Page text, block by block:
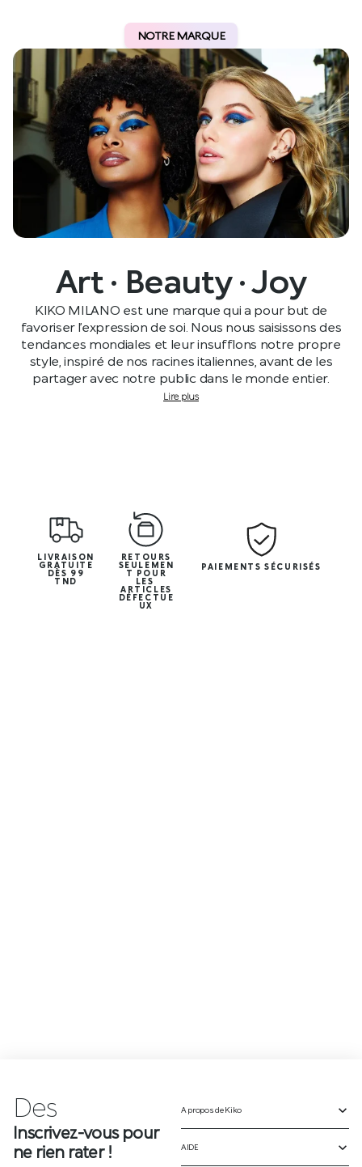
NOTRE MARQUE
Art · Beauty · Joy
KIKO MILANO est une marque qui a pour but de
favoriser l’expression de soi. Nous nous saisissons des
tendances mondiales et leur insufflons notre propre
style, inspiré de nos racines italiennes, avant de les
partager avec notre public dans le monde entier.
Lire plus
LIVRAISON
GRATUITE
DÈS 99
TND
RETOURS
SEULEMEN
T POUR
LES
ARTICLES
DÉFECTUE
UX
PAIEMENTS SÉCURISÉS
Des
Inscrivez-vous pour
ne rien rater !
A propos de Kiko
AIDE